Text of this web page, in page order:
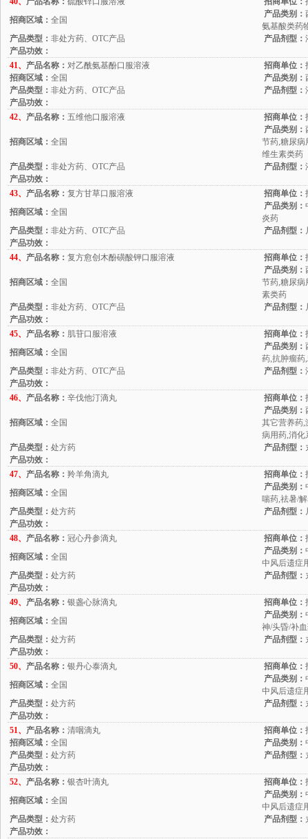
招商区域： 全国
产品类别：
氨基酸类药
产品类型： 非处方药、OTC产品 产品剂型：
产品功效：
41、 产品名称： 对乙酰氨基酚口服溶液 招商单位：
招商区域： 全国 产品类别：
产品类型： 非处方药、OTC产品 产品剂型：
产品功效：
42、 产品名称： 五维他口服溶液 招商单位：
招商区域： 全国
产品类别：
节药,糖尿病
维生素类药
产品类型： 非处方药、OTC产品 产品剂型：
产品功效：
43、 产品名称： 复方甘草口服溶液 招商单位：
招商区域： 全国
产品类别：
炎药
产品类型： 非处方药、OTC产品 产品剂型：
产品功效：
44、 产品名称： 复方愈创木酚磺酸钾口服溶液 招商单位：
招商区域： 全国
产品类别：
节药,糖尿病
素类药
产品类型： 非处方药、OTC产品 产品剂型：
产品功效：
45、 产品名称： 肌苷口服溶液 招商单位：
招商区域： 全国
产品类别：
药,抗肿瘤药
产品类型： 非处方药、OTC产品 产品剂型：
产品功效：
46、 产品名称： 辛伐他汀滴丸 招商单位：
招商区域： 全国
产品类别：
其它营养药,
病用药,消化
产品类型： 处方药 产品剂型：
产品功效：
47、 产品名称： 羚羊角滴丸 招商单位：
招商区域： 全国
产品类别：
喘药,祛暑/
产品类型： 处方药 产品剂型：
产品功效：
48、 产品名称： 冠心丹参滴丸 招商单位：
招商区域： 全国
产品类别：
中风后遗症
产品类型： 处方药 产品剂型：
产品功效：
49、 产品名称： 银盏心脉滴丸 招商单位：
招商区域： 全国
产品类别：
神/头昏/补
产品类型： 处方药 产品剂型：
产品功效：
50、 产品名称： 银丹心泰滴丸 招商单位：
招商区域： 全国
产品类别：
中风后遗症
产品类型： 处方药 产品剂型：
产品功效：
51、 产品名称： 清咽滴丸 招商单位：
招商区域： 全国 产品类别：
产品类型： 处方药 产品剂型：
产品功效：
52、 产品名称： 银杏叶滴丸 招商单位：
招商区域： 全国
产品类别：
中风后遗症
产品类型： 处方药 产品剂型：
产品功效：